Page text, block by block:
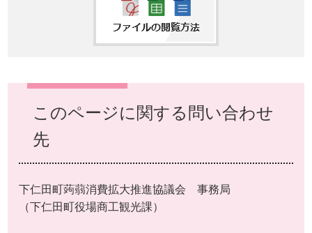
このページに関する問い合わせ
先
下仁田町蒟蒻消費拡大推進協議会 事務局
（下仁田町役場商工観光課）